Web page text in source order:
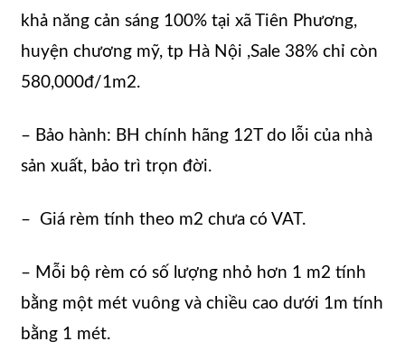
khả năng cản sáng 100% tại xã Tiên Phương,
huyện chương mỹ, tp Hà Nội ,Sale 38% chỉ còn
580,000đ/1m2.
– Bảo hành: BH chính hãng 12T do lỗi của nhà
sản xuất, bảo trì trọn đời.
– Giá rèm tính theo m2 chưa có VAT.
– Mỗi bộ rèm có số lượng nhỏ hơn 1 m2 tính
bằng một mét vuông và chiều cao dưới 1m tính
bằng 1 mét.